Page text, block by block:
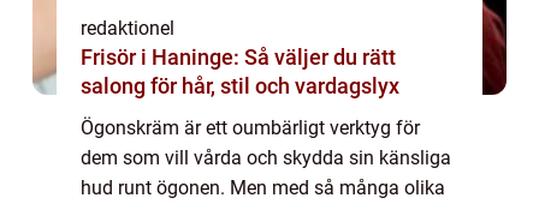
redaktionel
Frisör i Haninge: Så väljer du rätt
salong för hår, stil och vardagslyx
Ögonskräm är ett oumbärligt verktyg för
dem som vill vårda och skydda sin känsliga
hud runt ögonen. Men med så många olika